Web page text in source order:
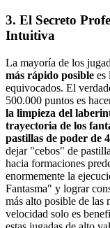
3. El Secreto
Intuitiva
La mayoría de los
más rápido posible es
equivocados. El
500.000 puntos es
la limpieza del
trayectoria de los
pastillas de poder de
dejar "cebos" de
hacia formaciones
enormemente la
Fantasma" y lograr
más alto posible de las
velocidad solo es